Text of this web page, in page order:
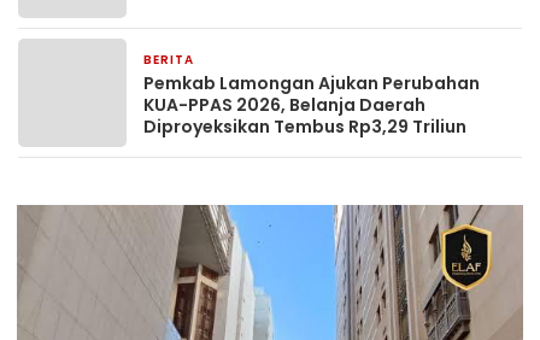
BERITA
Pemkab Lamongan Ajukan Perubahan
KUA-PPAS 2026, Belanja Daerah
Diproyeksikan Tembus Rp3,29 Triliun